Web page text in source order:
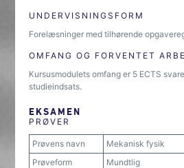
UNDERVISNINGSFORM
Forelæsninger med tilhørende
OMFANG OG FORVENTET
Kursusmodulets omfang er 5 ECTS
studieindsats.
EKSAMEN
PRØVER
Prøvens navn
Mekanisk fysik
Prøveform
Mundtlig